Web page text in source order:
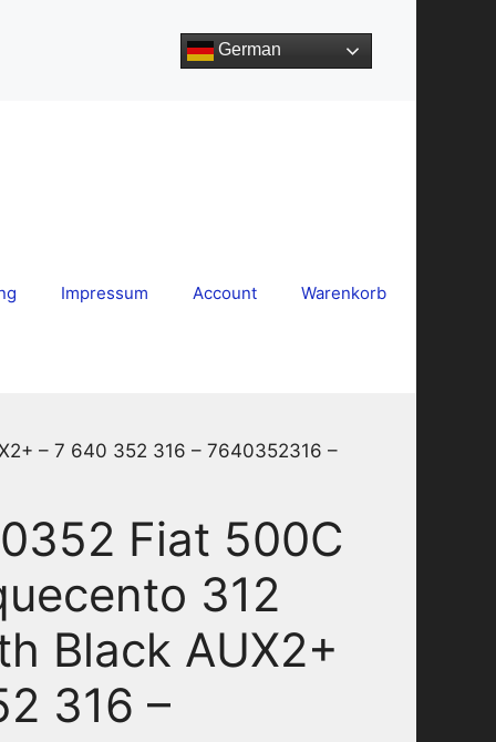
German
Impressum Account Warenkorb
– 7 640 352 316 – 7640352316 –
Fiat 500C
312
Black AUX2+
316 –